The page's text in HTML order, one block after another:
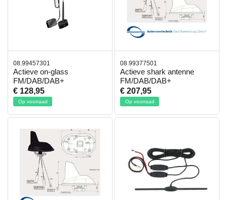
08.99457301
Actieve on-glass
FM/DAB/DAB+
€ 128,95
Op voorraad
08.99377501
Actieve shark antenne
FM/DAB/DAB+
€ 207,95
Op voorraad